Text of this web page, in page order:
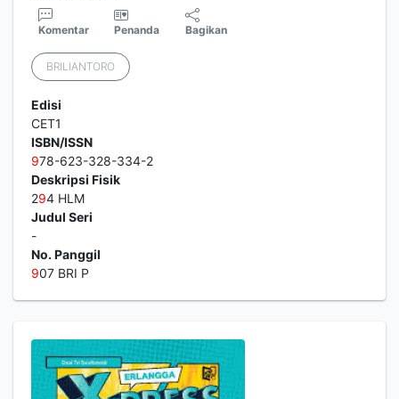
Komentar Penanda Bagikan
BRILIANTORO
Edisi
CET1
ISBN/ISSN
978-623-328-334-2
Deskripsi Fisik
294 HLM
Judul Seri
-
No. Panggil
907 BRI P